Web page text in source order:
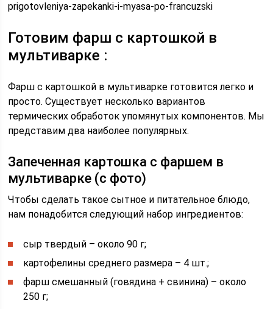
prigotovleniya-zapekanki-i-myasa-po-francuzski
Готовим фарш с картошкой в
мультиварке :
Фарш с картошкой в мультиварке готовится легко и
просто. Существует несколько вариантов
термических обработок упомянутых компонентов. Мы
представим два наиболее популярных.
Запеченная картошка с фаршем в
мультиварке (с фото)
Чтобы сделать такое сытное и питательное блюдо,
нам понадобится следующий набор ингредиентов:
сыр твердый – около 90 г;
картофелины среднего размера – 4 шт.;
фарш смешанный (говядина + свинина) – около
250 г;